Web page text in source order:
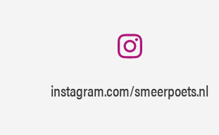
instagram.com/smeerpoets.nl